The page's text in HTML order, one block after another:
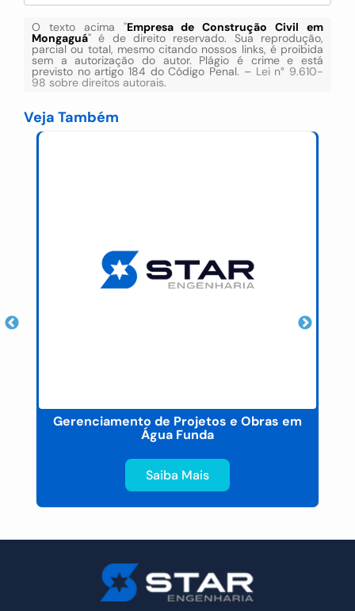
O texto acima "Empresa de Construção Civil em
Mongaguá" é de direito reservado. Sua reprodução,
parcial ou total, mesmo citando nossos links, é proibida
sem a autorização do autor. Plágio é crime e está
previsto no artigo 184 do Código Penal. – Lei n° 9.610-
98 sobre direitos autorais.
Veja Também
Gerenciamento de Projetos e Obras em
Água Funda
Saiba Mais